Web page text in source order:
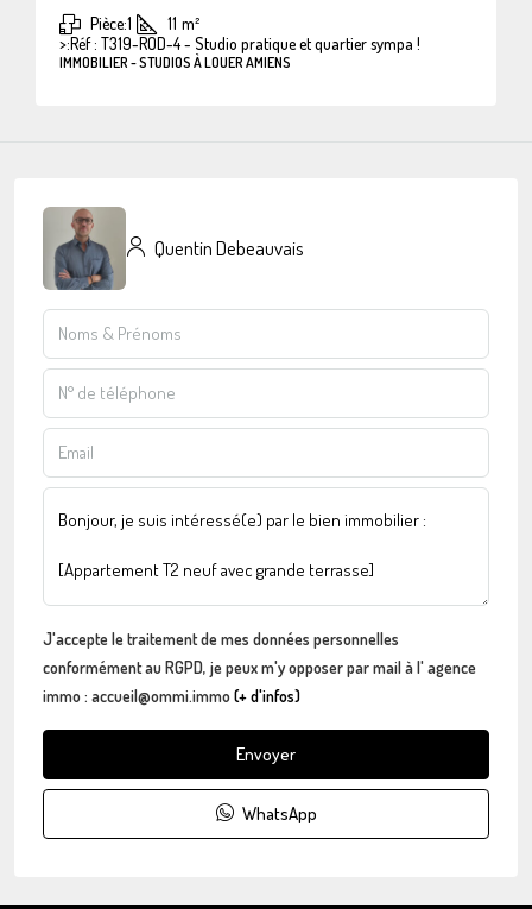
Pièce:1 11 m²
>:Réf : T319-ROD-4 - Studio pratique et quartier sympa !
IMMOBILIER - STUDIOS À LOUER AMIENS
Quentin Debeauvais
J'accepte le traitement de mes données personnelles
conformément au RGPD, je peux m'y opposer par mail à l' agence
immo : accueil@ommi.immo(+ d'infos)
Envoyer
WhatsApp